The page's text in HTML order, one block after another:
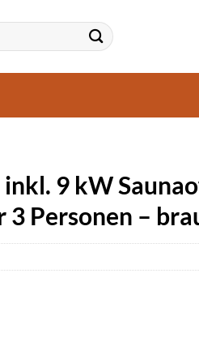
inkl. 9 kW
Personen –